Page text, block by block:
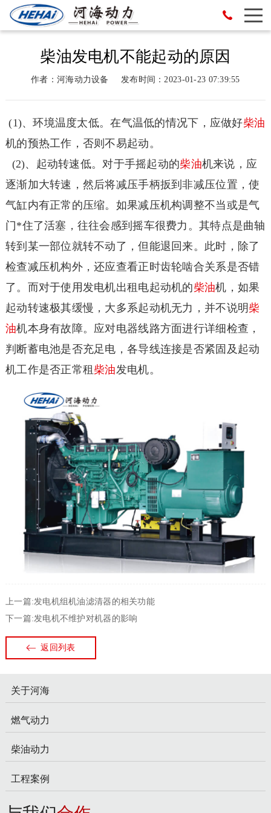
柴油发电机不能起动的原因
作者：河海动力设备 发布时间：2023-01-23 07:39:55
(1)、环境温度太低。在气温低的情况下，应做好柴油
机的预热工作，否则不易起动。
(2)、起动转速低。对于手摇起动的柴油机来说，应
逐渐加大转速，然后将减压手柄扳到非减压位置，使
气缸内有正常的压缩。如果减压机构调整不当或是气
门*住了活塞，往往会感到摇车很费力。其特点是曲轴
转到某一部位就转不动了，但能退回来。此时，除了
检查减压机构外，还应查看正时齿轮啮合关系是否错
了。而对于使用发电机出租电起动机的柴油机，如果
起动转速极其缓慢，大多系起动机无力，并不说明 柴
油机本身有故障。应对电器线路方面进行详细检查，
判断蓄电池是否充足电，各导线连接是否紧固及起动
机工作是否正常租 柴油发电机。
上一篇:发电机组机油滤清器的相关功能
下一篇:发电机不维护对机器的影响
返回列表
关于河海
燃气动力
柴油动力
工程案例